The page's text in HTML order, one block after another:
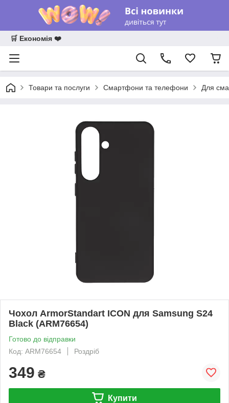
🛒 Економія ❤️
Товари та послуги Смартфони та телефони Для
Чохол ArmorStandart ICON для Samsung S24
Black (ARM76654)
Готово до відправки
Код: ARM76654
Роздріб
349 ₴
Купити